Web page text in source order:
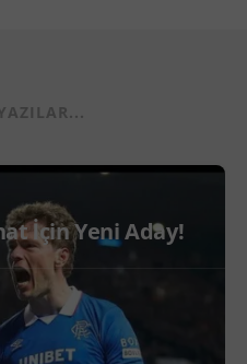
İçin Yeni Aday!